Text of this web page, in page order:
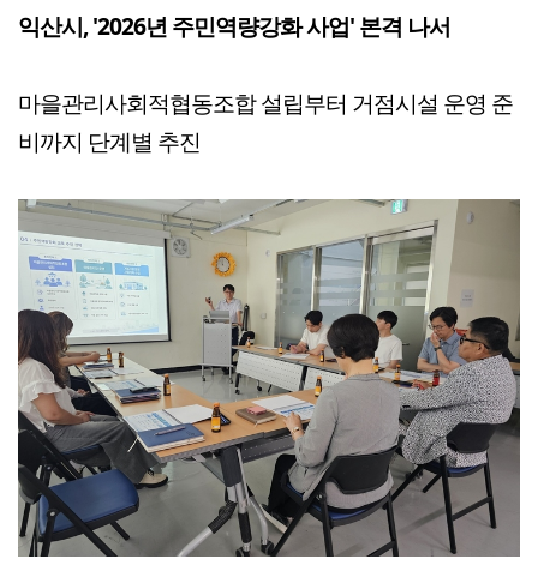
익산시, '2026년 주민역량강화 사업' 본격 나서
마을관리사회적협동조합 설립부터 거점시설 운영 준
비까지 단계별 추진